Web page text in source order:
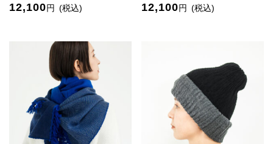
12,100円 (税込) 12,100円 (税込)